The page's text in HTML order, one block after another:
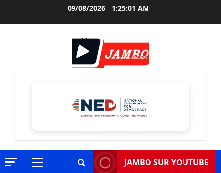
09/08/2026 1:25:02 AM
Menu
JAMBO SUR YOUTUBE